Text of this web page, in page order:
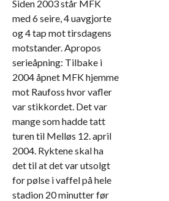
Siden 2003 står MFK
med 6 seire, 4 uavgjorte
og 4 tap mot tirsdagens
motstander. Apropos
serieåpning: Tilbake i
2004 åpnet MFK hjemme
mot Raufoss hvor vafler
var stikkordet. Det var
mange som hadde tatt
turen til Melløs 12. april
2004. Ryktene skal ha
det til at det var utsolgt
for pølse i vaffel på hele
stadion 20 minutter før